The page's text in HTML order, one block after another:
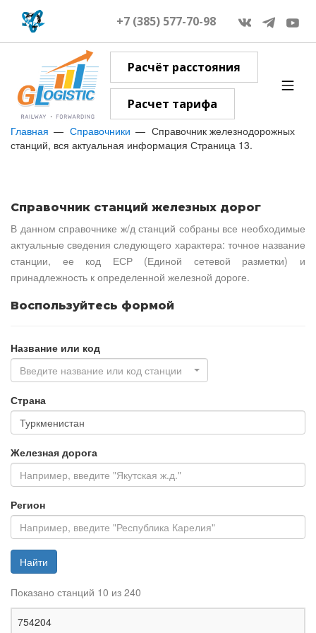
+7 (385) 577-70-98
Расчёт расстояния
Расчет тарифа
Главная Справочники
Справочник железнодорожных
станций, вся актуальная информация Страница 13.
Справочник станций железных дорог
В данном справочнике ж/д станций собраны все необходимые
актуальные сведения следующего характера: точное название
станции, ее код ЕСР (Единой сетевой разметки) и
принадлежность к определенной железной дороге.
Воспользуйтесь формой
Название или код
Введите название или код станции
Страна
Железная дорога
Регион
Найти
Показано станций 10 из 240
754204